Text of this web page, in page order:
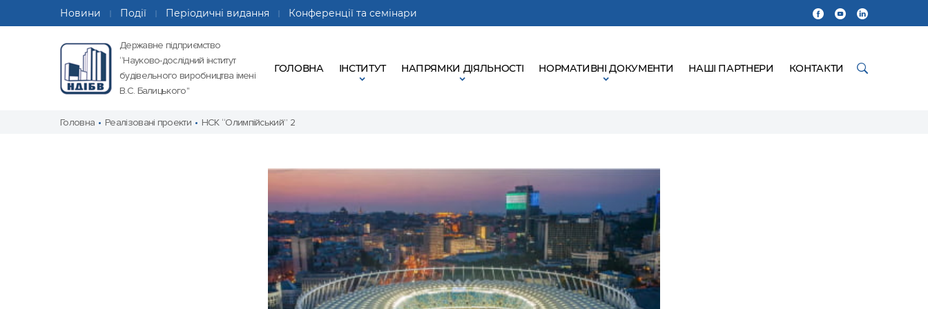
Новини Події Періодичні видання Конференції та семінари
Державне підприємство
“Науково-дослідний інститут
будівельного виробництва імені
В.С. Балицького"
ГОЛОВНА ІНСТИТУТ НАПРЯМКИ ДІЯЛЬНОСТІ НОРМАТИВНІ ДОКУМЕНТИ НАШІ ПАРТНЕРИ КОНТАКТИ
Головна Реалізовані проекти НСК “Олимпійський” 2